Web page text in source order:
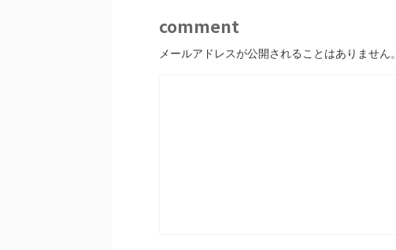
comment
メールアドレスが公開されることはありません。